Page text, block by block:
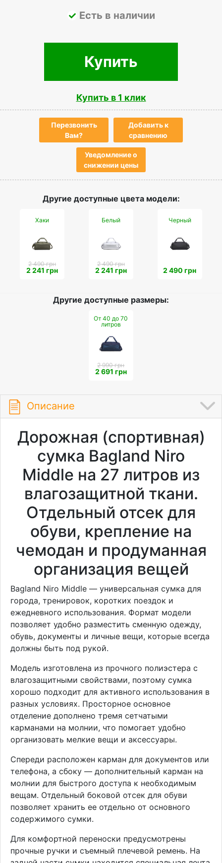
Есть в наличии
Купить
Купить в 1 клик
Перезвонить
Вам?
Добавить к
сравнению
Уведомление о
снижении цены
Другие доступные цвета модели:
Хаки
2 490 грн
2 241 грн
Белый
2 490 грн
2 241 грн
Черный
2 490 грн
Другие доступные размеры:
От 40 до 70
литров
2 990 грн
2 691 грн
Описание
Дорожная (спортивная)
сумка Bagland Niro
Middle на 27 литров из
влагозащитной ткани.
Отдельный отсек для
обуви, крепление на
чемодан и продуманная
организация вещей
Bagland Niro Middle — универсальная сумка для
города, тренировок, коротких поездок и
ежедневного использования. Формат модели
позволяет удобно разместить сменную одежду,
обувь, документы и личные вещи, которые всегда
должны быть под рукой.
Модель изготовлена из прочного полиэстера с
влагозащитными свойствами, поэтому сумка
хорошо подходит для активного использования в
разных условиях. Просторное основное
отделение дополнено тремя сетчатыми
карманами на молнии, что помогает удобно
организовать мелкие вещи и аксессуары.
Спереди расположен карман для документов или
телефона, а сбоку — дополнительный карман на
молнии для быстрого доступа к необходимым
вещам. Отдельный боковой отсек для обуви
позволяет хранить ее отдельно от основного
содержимого сумки.
Для комфортной переноски предусмотрены
прочные ручки и съемный плечевой ремень. На